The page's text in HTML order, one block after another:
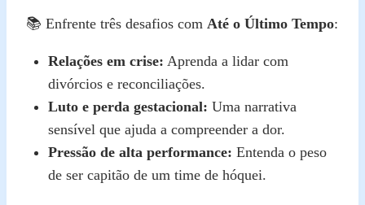
📚 Enfrente três desafios com Até o Último Tempo:
Relações em crise: Aprenda a lidar com
divórcios e reconciliações.
Luto e perda gestacional: Uma narrativa
sensível que ajuda a compreender a dor.
Pressão de alta performance: Entenda o peso
de ser capitão de um time de hóquei.